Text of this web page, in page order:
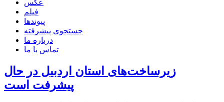
عکس
فیلم
پیوندها
جستجوی پیشرفته
درباره ما
تماس با ما
زیرساخت‌های استان اردبیل در حال
پیشرفت است